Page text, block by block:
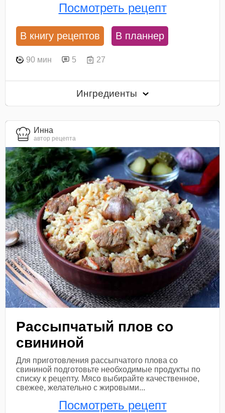
Посмотреть рецепт
В книгу рецептов В планнер
90 мин 5 27
Ингредиенты
Инна
автор рецепта
Рассыпчатый плов со
свининой
Для приготовления рассыпчатого плова со
свининой подготовьте необходимые продукты по
списку к рецепту. Мясо выбирайте качественное,
свежее, желательно с жировыми...
Посмотреть рецепт